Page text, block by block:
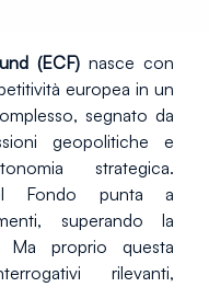
(ECF) nasce con
europea in un
segnato da
geopolitiche e
strategica.
Fondo punta a
superando la
Ma proprio questa
rilevanti,